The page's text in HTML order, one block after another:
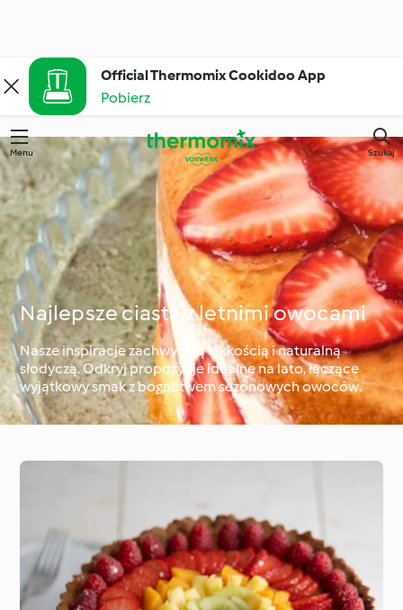
Official Thermomix Cookidoo App
Pobierz
Menu Szukaj
Najlepsze ciasta z letnimi owocami
Nasze inspiracje zachwycają lekkością i naturalną
słodyczą. Odkryj propozycje idealne na lato, łączące
wyjątkowy smak z bogactwem sezonowych owoców.